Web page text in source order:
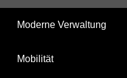
Moderne Verwaltung
Mobilität